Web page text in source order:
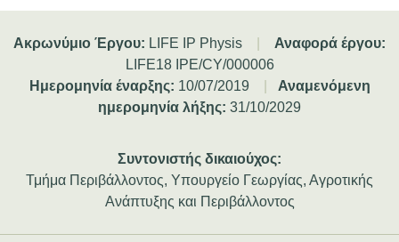
Ακρωνύμιο Έργου: LIFE IP Physis
Αναφορά έργου:
LIFE18 IPE/CY/000006
Ημερομηνία έναρξης: 10/07/2019
Αναμενόμενη
ημερομηνία λήξης: 31/10/2029
Συντονιστής δικαιούχος:
Τμήμα Περιβάλλοντος, Υπουργείο Γεωργίας, Αγροτικής
Ανάπτυξης και Περιβάλλοντος